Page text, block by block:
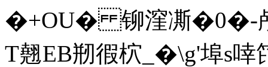
�+OU� 铆漥凘�0�-
T翹EB剏徦柼_�\g'埠s啈